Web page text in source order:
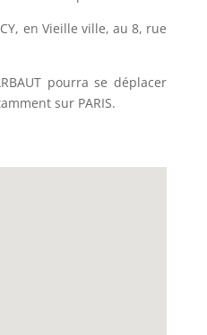
en Vieille ville, au 8, rue
pourra se déplacer
sur PARIS.